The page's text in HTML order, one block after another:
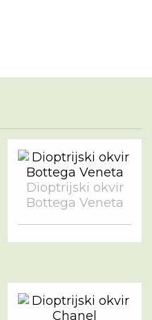
Dioptrijski okvir
Bottega Veneta